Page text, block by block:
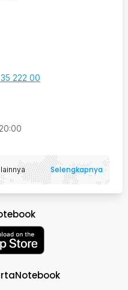
222 00
20:00
Selengkapnya